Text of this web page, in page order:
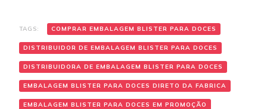
TAGS: COMPRAR EMBALAGEM BLISTER PARA DOCES
DISTRIBUIDOR DE EMBALAGEM BLISTER PARA DOCES
DISTRIBUIDORA DE EMBALAGEM BLISTER PARA DOCES
EMBALAGEM BLISTER PARA DOCES DIRETO DA FABRICA
EMBALAGEM BLISTER PARA DOCES EM PROMOÇÃO